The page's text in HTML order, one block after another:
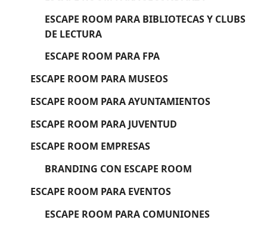
ESCAPE ROOM PARA BIBLIOTECAS Y CLUBS
DE LECTURA
ESCAPE ROOM PARA FPA
ESCAPE ROOM PARA MUSEOS
ESCAPE ROOM PARA AYUNTAMIENTOS
ESCAPE ROOM PARA JUVENTUD
ESCAPE ROOM EMPRESAS
BRANDING CON ESCAPE ROOM
ESCAPE ROOM PARA EVENTOS
ESCAPE ROOM PARA COMUNIONES